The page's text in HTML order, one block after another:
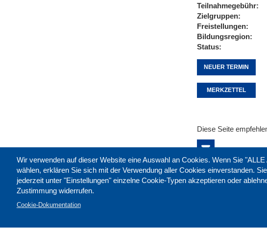
Teilnahmegebühr
Zielgruppen
Freistellungen
Bildungsregion
Status
NEUER TERMIN
MERKZETTEL
Wir verwenden auf dieser Website eine Auswahl an Cookies. Wenn Sie
wählen, erklären Sie sich mit der Verwendung aller Cookies einverstanden.
jederzeit unter "Einstellungen" einzelne Cookie-Typen akzeptieren oder
Zustimmung widerrufen.
Cookie-Dokumentation
Diese Seite